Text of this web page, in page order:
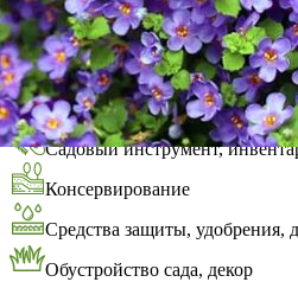
Газонные травы, сидераты
Горшки, рассадники,
Посадочный материал
Садовый инструмент,
Консервирование
Средства защиты, удобрения,
Обустройство сада, декор